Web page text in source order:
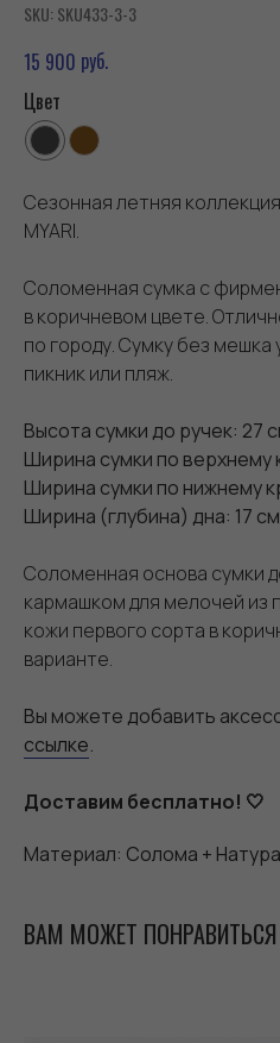
SKU:SKU433-3-3
15 900 руб.
Цвет
Сезонная летняя
MYARI.
Соломенная сумка с
в коричневом цвете.
по городу. Сумку без мешка
пикник или пляж.
Высота сумки до ручек: 27
Ширина сумки по верхнему
Ширина сумки по нижнему
Ширина (глубина) дна: 17 см
Соломенная основа сумки
кармашком для мелочей из
кожи первого сорта в
варианте.
Вы можете добавить
ссылке.
Доставим бесплатно! 🤍
Материал: Солома +
ВАМ МОЖЕТ ПОНРАВИТЬСЯ